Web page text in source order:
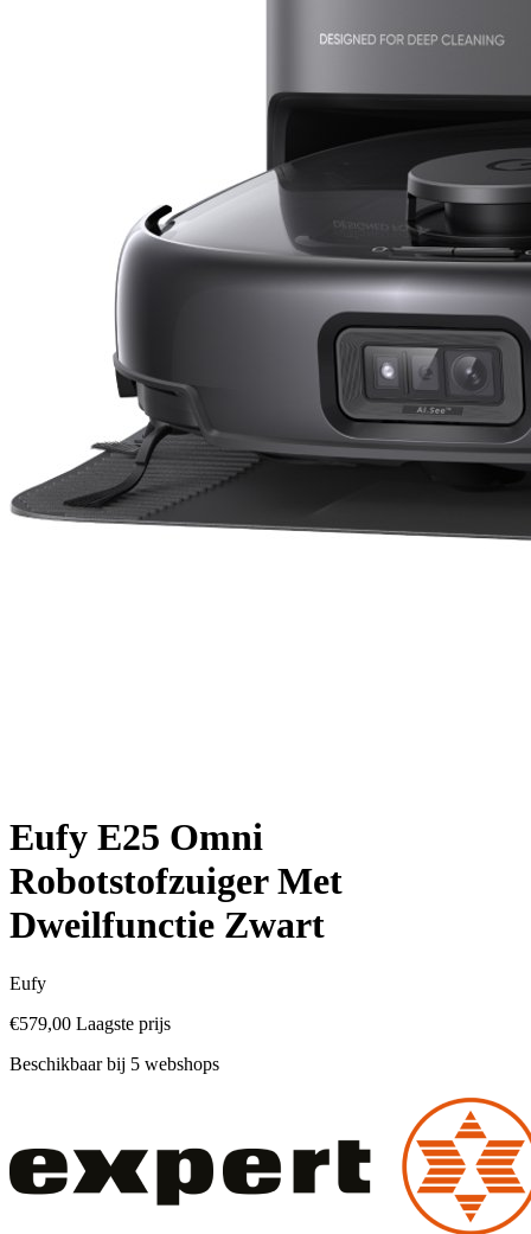
Eufy E25 Omni
Robotstofzuiger Met
Dweilfunctie Zwart
Eufy
€579,00 Laagste prijs
Beschikbaar bij 5 webshops